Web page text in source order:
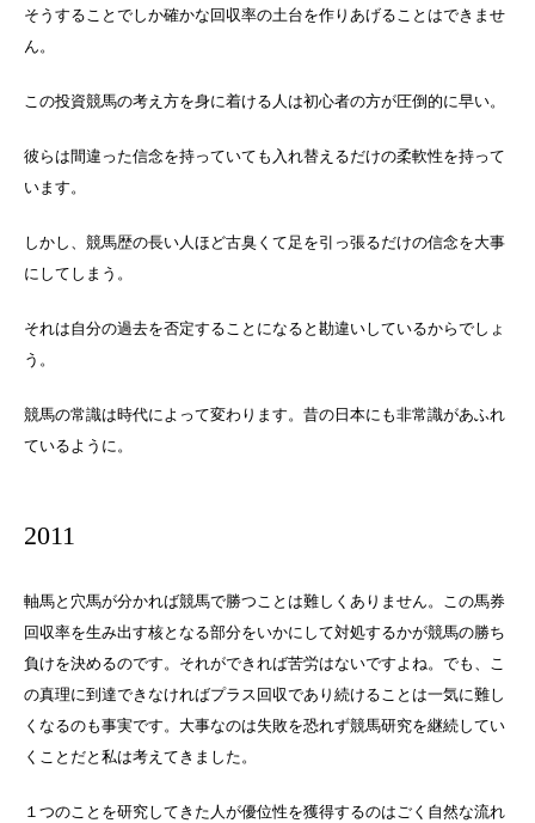
そうすることでしか確かな回収率の土台を作りあげることはできませ
ん。
この投資競馬の考え方を身に着ける人は初心者の方が圧倒的に早い。
彼らは間違った信念を持っていても入れ替えるだけの柔軟性を持って
います。
しかし、競馬歴の長い人ほど古臭くて足を引っ張るだけの信念を大事
にしてしまう。
それは自分の過去を否定することになると勘違いしているからでしょ
う。
競馬の常識は時代によって変わります。昔の日本にも非常識があふれ
ているように。
2011
軸馬と穴馬が分かれば競馬で勝つことは難しくありません。この馬券
回収率を生み出す核となる部分をいかにして対処するかが競馬の勝ち
負けを決めるのです。それができれば苦労はないですよね。でも、こ
の真理に到達できなければプラス回収であり続けることは一気に難し
くなるのも事実です。大事なのは失敗を恐れず競馬研究を継続してい
くことだと私は考えてきました。
１つのことを研究してきた人が優位性を獲得するのはごく自然な流れ